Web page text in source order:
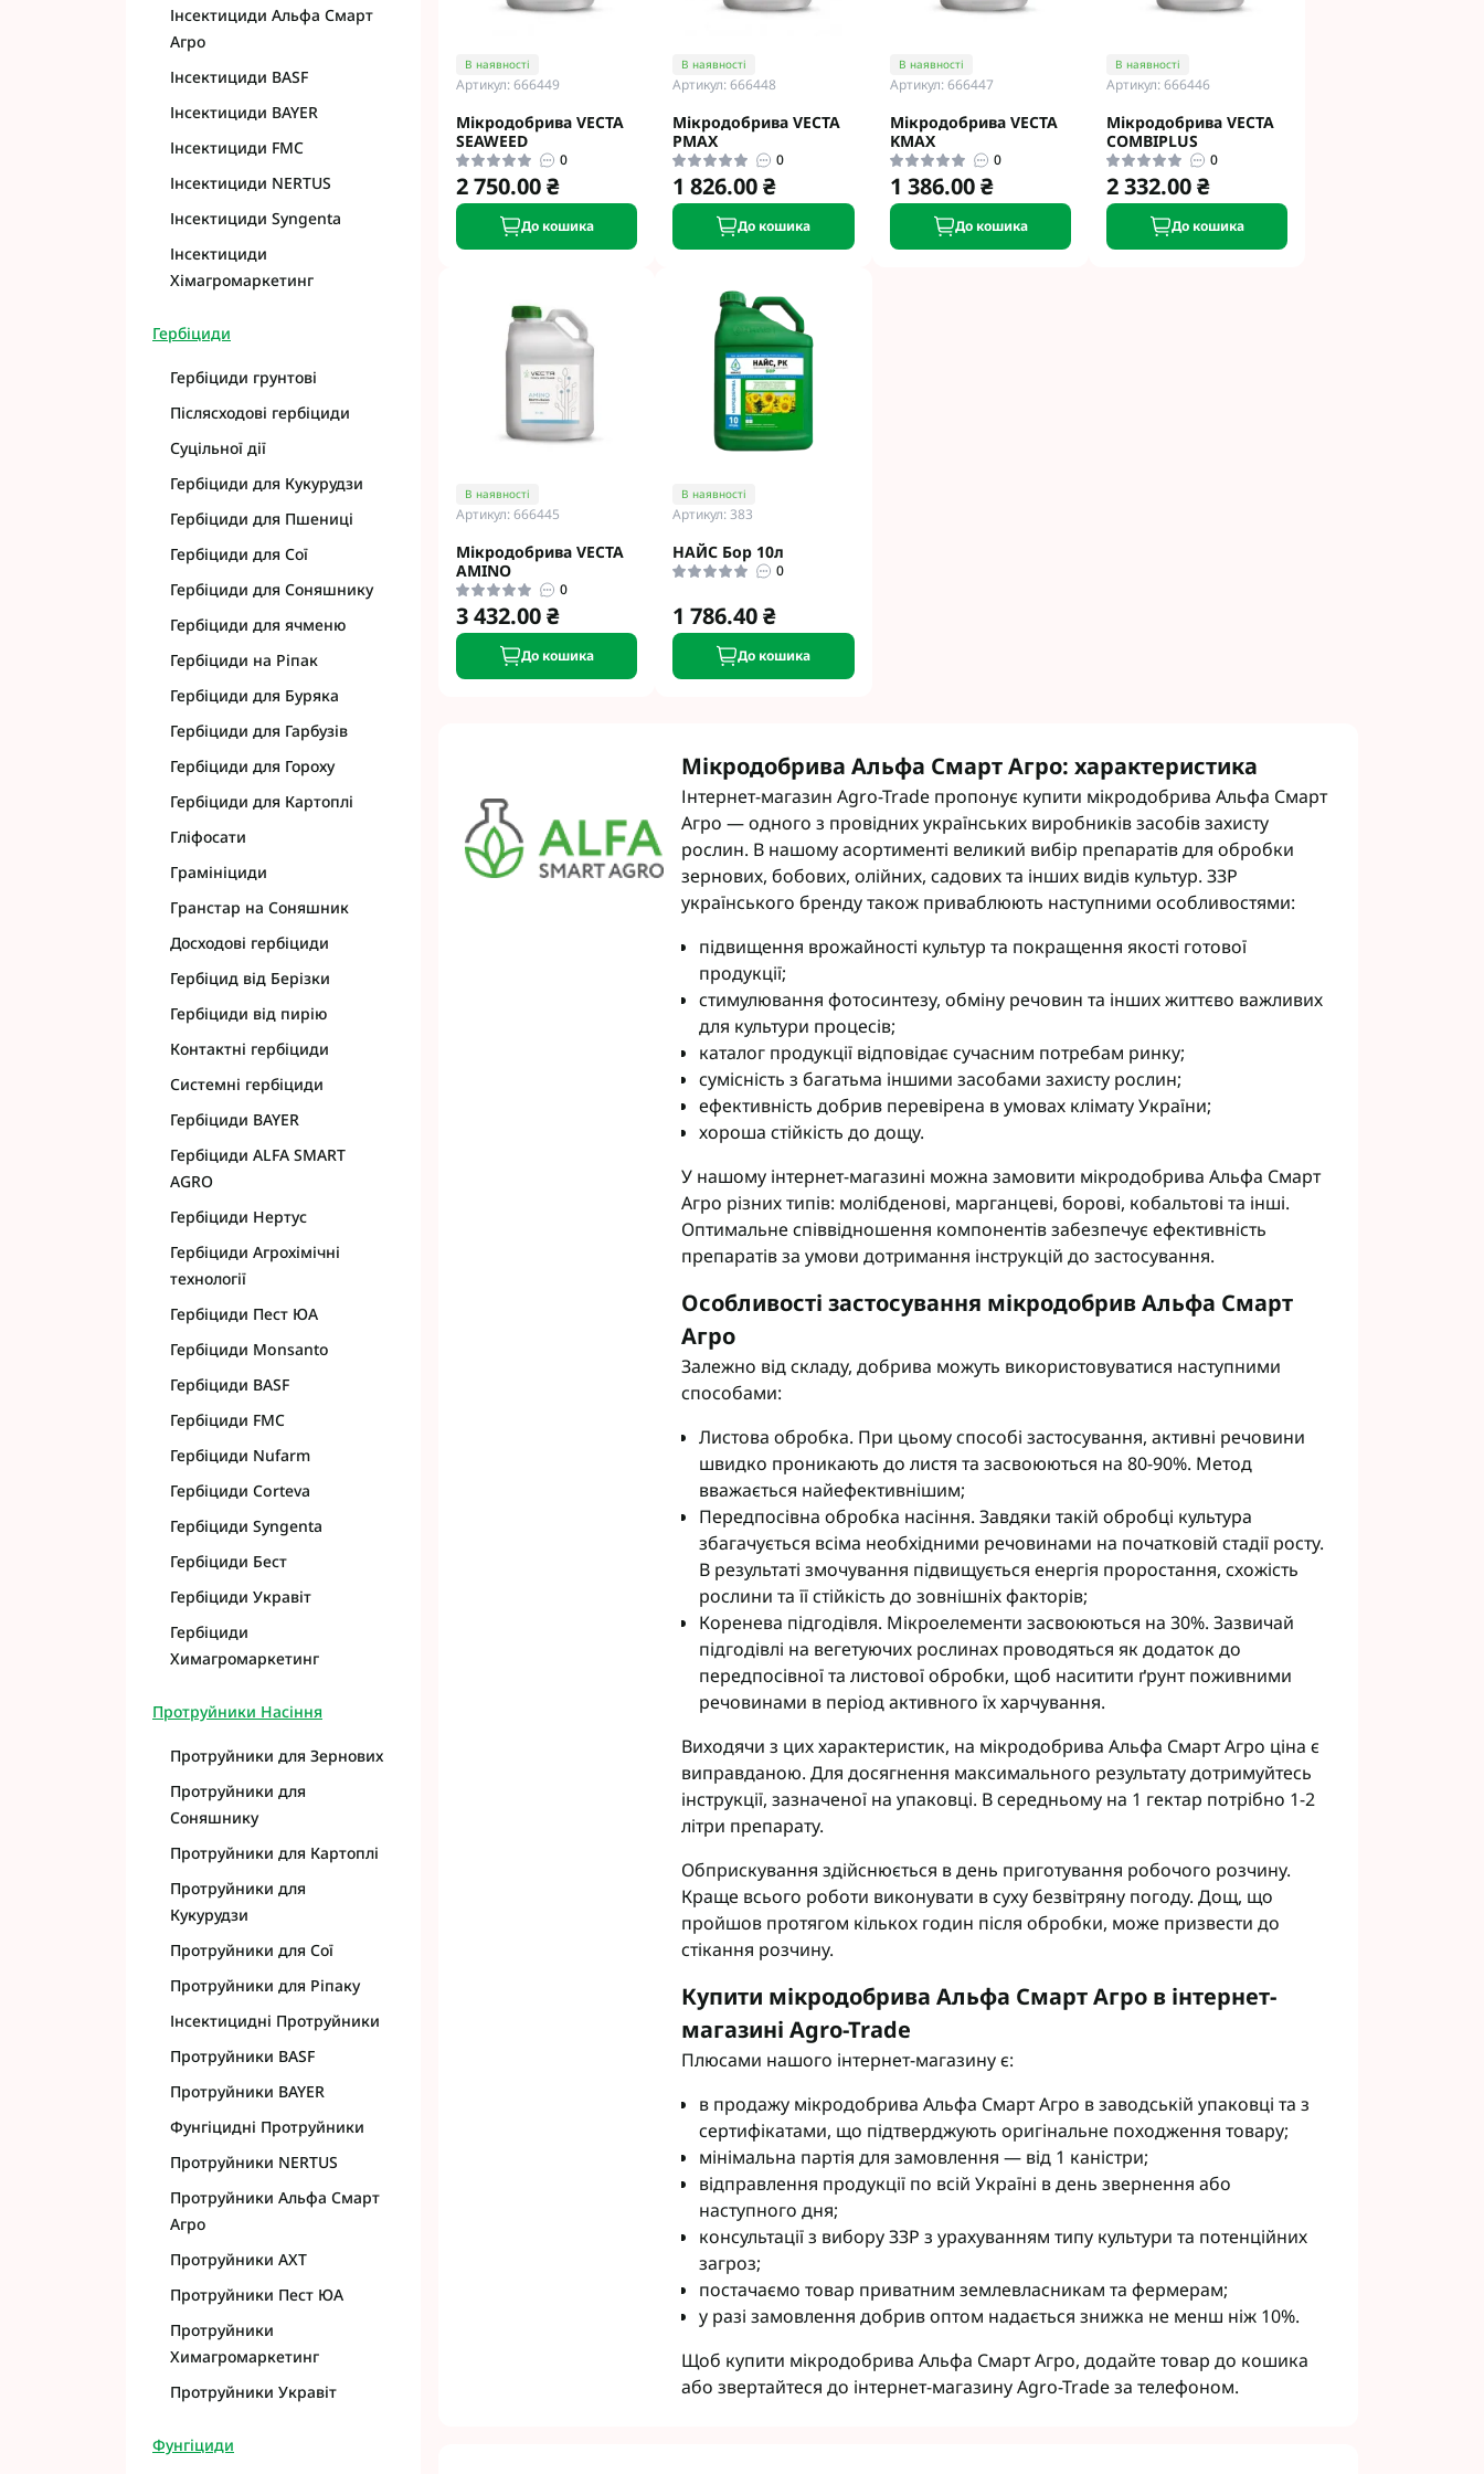
Фунгіциди Corteva
Фунгіциди Пест ЮА
Фунгіциди Химагромаркетинг
Фунгіциди BASF
Фунгіциди BAYER
Фунгіциди FMC
Фунгіциди NERTUS
Мікродобрива Укравіт
Інсектициди Альфа Смарт
Агро
Інсектициди BASF
Інсектициди BAYER
Інсектициди FMC
Інсектициди NERTUS
Інсектициди Syngenta
Інсектициди
Хімагромаркетинг
Гербіциди
Гербіциди грунтові
Післясходові гербіциди
Суцільної дії
Гербіциди для Кукурудзи
Гербіциди для Пшениці
Гербіциди для Сої
Гербіциди для Соняшнику
Гербіциди для ячменю
Гербіциди на Ріпак
Гербіциди для Буряка
Гербіциди для Гарбузів
Гербіциди для Гороху
Гербіциди для Картоплі
Гліфосати
Грамініциди
Гранстар на Соняшник
Досходові гербіциди
Гербіцид від Берізки
Гербіциди від пирію
Контактні гербіциди
Системні гербіциди
Гербіциди BAYER
Гербіциди ALFA SMART
AGRO
Гербіциди Нертус
Гербіциди Агрохімічні
технології
Гербіциди Пест ЮА
Гербіциди Monsanto
Гербіциди BASF
Гербіциди FMC
Гербіциди Nufarm
Гербіциди Corteva
Гербіциди Syngenta
Гербіциди Бест
Гербіциди Укравіт
Гербіциди
Химагромаркетинг
Протруйники Насіння
Протруйники для Зернових
Протруйники для
Соняшнику
Протруйники для Картоплі
Протруйники для
Кукурудзи
Протруйники для Сої
Протруйники для Ріпаку
Інсектицидні Протруйники
Протруйники BASF
Протруйники BAYER
Фунгіцидні Протруйники
Протруйники NERTUS
Протруйники Альфа Смарт
Агро
Протруйники АХТ
Протруйники Пест ЮА
Протруйники
Химагромаркетинг
Протруйники Укравіт
Фунгіциди
В наявності
Артикул: 666449
Мікродобрива VECTA
SEAWEED
0
2 750.00 ₴
До кошика
В наявності
Артикул: 666448
Мікродобрива VECTA
PMAX
0
1 826.00 ₴
До кошика
В наявності
Артикул: 666447
Мікродобрива VECTA
KMAX
0
1 386.00 ₴
До кошика
В наявності
Артикул: 666446
Мікродобрива VECTA
COMBIPLUS
0
2 332.00 ₴
До кошика
В наявності
Артикул: 666445
Мікродобрива VECTA
AMINO
0
3 432.00 ₴
До кошика
В наявності
Артикул: 383
НАЙС Бор 10л
0
1 786.40 ₴
До кошика
Мікродобрива Альфа Смарт Агро: характеристика
Інтернет-магазин Agro-Trade пропонує купити мікродобрива Альфа Смарт
Агро — одного з провідних українських виробників засобів захисту
рослин. В нашому асортименті великий вибір препаратів для обробки
зернових, бобових, олійних, садових та інших видів культур. ЗЗР
українського бренду також приваблюють наступними особливостями:
підвищення врожайності культур та покращення якості готової
продукції;
стимулювання фотосинтезу, обміну речовин та інших життєво важливих
для культури процесів;
каталог продукції відповідає сучасним потребам ринку;
сумісність з багатьма іншими засобами захисту рослин;
ефективність добрив перевірена в умовах клімату України;
хороша стійкість до дощу.
У нашому інтернет-магазині можна замовити мікродобрива Альфа Смарт
Агро різних типів: молібденові, марганцеві, борові, кобальтові та інші.
Оптимальне співвідношення компонентів забезпечує ефективність
препаратів за умови дотримання інструкцій до застосування.
Особливості застосування мікродобрив Альфа Смарт
Агро
Залежно від складу, добрива можуть використовуватися наступними
способами:
Листова обробка. При цьому способі застосування, активні речовини
швидко проникають до листя та засвоюються на 80-90%. Метод
вважається найефективнішим;
Передпосівна обробка насіння. Завдяки такій обробці культура
збагачується всіма необхідними речовинами на початковій стадії росту.
В результаті змочування підвищується енергія проростання, схожість
рослини та її стійкість до зовнішніх факторів;
Коренева підгодівля. Мікроелементи засвоюються на 30%. Зазвичай
підгодівлі на вегетуючих рослинах проводяться як додаток до
передпосівної та листової обробки, щоб наситити ґрунт поживними
речовинами в період активного їх харчування.
Виходячи з цих характеристик, на мікродобрива Альфа Смарт Агро ціна є
виправданою. Для досягнення максимального результату дотримуйтесь
інструкції, зазначеної на упаковці. В середньому на 1 гектар потрібно 1-2
літри препарату.
Обприскування здійснюється в день приготування робочого розчину.
Краще всього роботи виконувати в суху безвітряну погоду. Дощ, що
пройшов протягом кількох годин після обробки, може призвести до
стікання розчину.
Купити мікродобрива Альфа Смарт Агро в інтернет-
магазині Agro-Trade
Плюсами нашого інтернет-магазину є:
в продажу мікродобрива Альфа Смарт Агро в заводській упаковці та з
сертифікатами, що підтверджують оригінальне походження товару;
мінімальна партія для замовлення — від 1 каністри;
відправлення продукції по всій Україні в день звернення або
наступного дня;
консультації з вибору ЗЗР з урахуванням типу культури та потенційних
загроз;
постачаємо товар приватним землевласникам та фермерам;
у разі замовлення добрив оптом надається знижка не менш ніж 10%.
Щоб купити мікродобрива Альфа Смарт Агро, додайте товар до кошика
або звертайтеся до інтернет-магазину Agro-Trade за телефоном.